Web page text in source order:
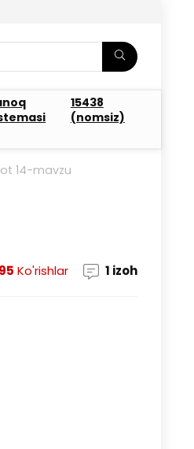
15438
(nomsiz)
14-mavzu
95 Ko'rishlar 1 izoh